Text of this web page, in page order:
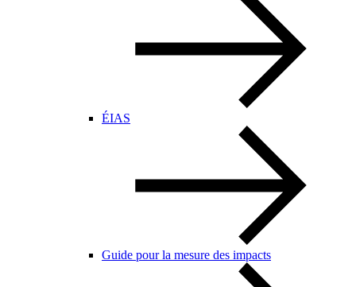
ÉIAS
Guide pour la mesure des impacts